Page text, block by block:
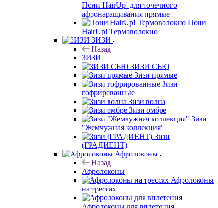
Пони HairUp! для точечного
афронаращивания прямые
Пони
HairUp! Термоволокно
ЗИЗИ
Назад
ЗИЗИ
ЗИЗИ СЬЮ
Зизи прямые
Зизи
гофрированные
Зизи волна
Зизи омбре
Зизи
"Жемчужная коллекция"
Зизи
(ГРАДИЕНТ)
Афролоконы
Назад
Афролоконы
Афролоконы
на трессах
Афролоконы для вплетения